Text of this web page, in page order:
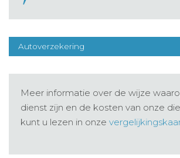
Autoverzekering
Meer informatie over de wijze
dienst zijn en de kosten van onze
kunt u lezen in onze